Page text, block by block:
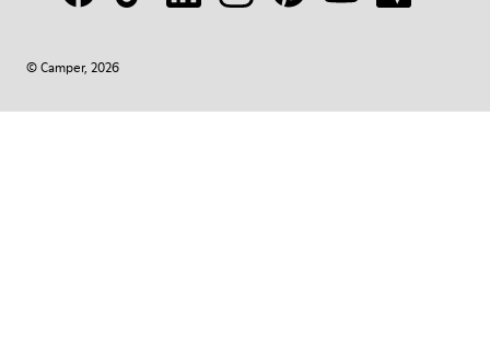
© Camper, 2026